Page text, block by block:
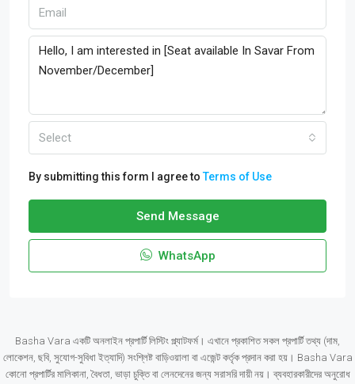
Select
By submitting this form I agree toTerms of Use
Send Message
WhatsApp
Basha Vara একটি অনলাইন প্রপার্টি লিস্টিং প্ল্যাটফর্ম। এখানে প্রকাশিত সকল প্রপার্টি তথ্য (দাম,
লোকেশন, ছবি, সুযোগ-সুবিধা ইত্যাদি) সংশ্লিষ্ট বাড়িওয়ালা বা এজেন্ট কর্তৃক প্রদান করা হয়। Basha Vara
কোনো প্রপার্টির মালিকানা, বৈধতা, ভাড়া চুক্তি বা লেনদেনের জন্য সরাসরি দায়ী নয়। ব্যবহারকারীদের অনুরোধ